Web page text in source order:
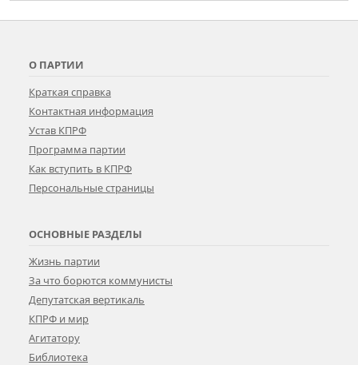
О ПАРТИИ
Краткая справка
Контактная информация
Устав КПРФ
Программа партии
Как вступить в КПРФ
Персональные страницы
ОСНОВНЫЕ РАЗДЕЛЫ
Жизнь партии
За что борются коммунисты
Депутатская вертикаль
КПРФ и мир
Агитатору
Библиотека